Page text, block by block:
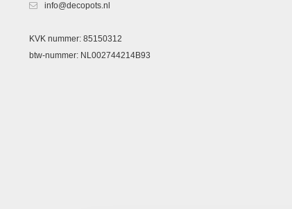
info@decopots.nl
KVK nummer: 85150312
btw-nummer: NL002744214B93